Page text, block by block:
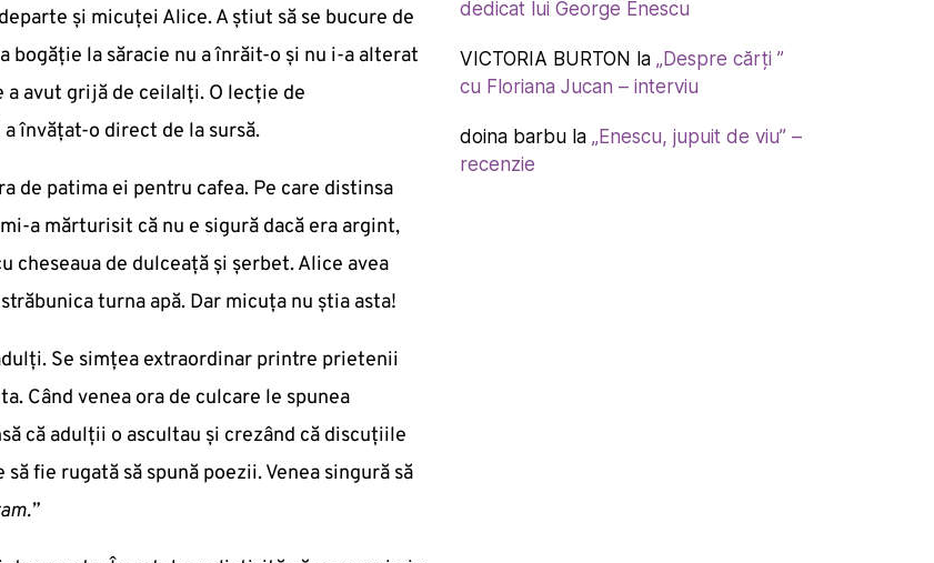
și micuței Alice. A știut să se bucure de
bogăție la săracie nu a înrăit-o și nu i-a alterat
a avut grijă de ceilalți. O lecție de
învățat-o direct de la sursă.
de patima ei pentru cafea. Pe care distinsa
a mărturisit că nu e sigură dacă era argint,
cheseaua de dulceață și șerbet. Alice avea
turna apă. Dar micuța nu știa asta!
Se simțea extraordinar printre prietenii
Când venea ora de culcare le spunea
că adulții o ascultau și crezând că discuțiile
fie rugată să spună poezii. Venea singură să
dedicat lui George Enescu
VICTORIA BURTON la „Despre cărți ”
cu Floriana Jucan – interviu
doina barbu la „Enescu, jupuit de viu” –
recenzie